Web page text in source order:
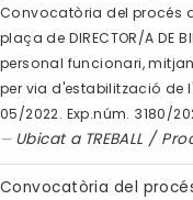
Convocatòria del procés
plaça de DIRECTOR/A DE
personal funcionari,
per via d'estabilització de
05/2022. Exp.núm. 3180/
Ubicat a TREBALL /
Convocatòria del